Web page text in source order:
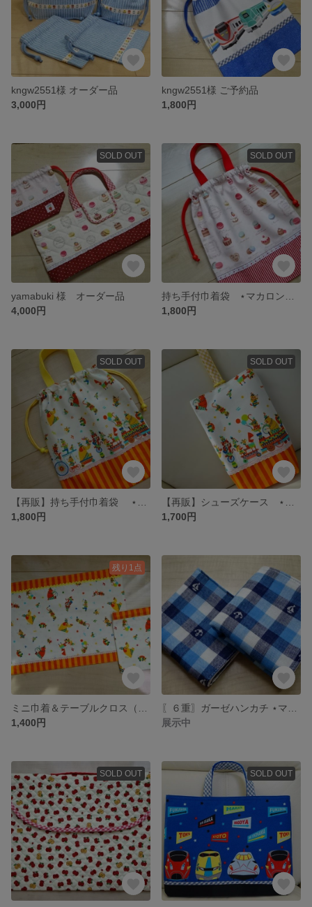
kngw2551様 オーダー品
3,000円
kngw2551様 ご予約品
1,800円
SOLD OUT
yamabuki 様 オーダー品
4,000円
SOLD OUT
1,800円
SOLD OUT
1,800円
SOLD OUT
1,700円
残り1点
1,400円
展示中
SOLD OUT SOLD OUT